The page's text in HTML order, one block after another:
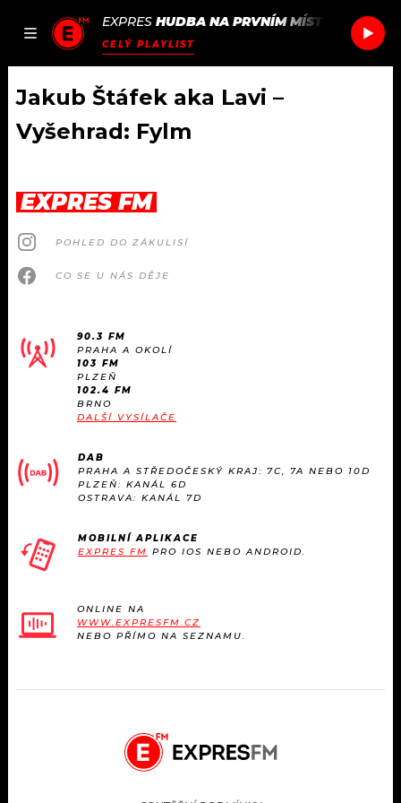
JAK
SEZNAM.CZ
EXPRES HUDBA NA PRVNÍM MÍSTĚ
CELÝ PLAYLIST
ČLÁNKY
AKTUÁLNĚ
HUDBA
#NEBUDUDOMA
KALENDÁŘ
TRENDY
MIX
PODCASTY
JAK NALADIT
RÁDIO
APLIKACE
PROGRAM
PLAYLIST
JAK NALADIT
SOUTĚŽE
Jakub Štáfek aka Lavi –
Vyšehrad: Fylm
EXPRES FM
POHLED DO ZÁKULISÍ
CO SE U NÁS DĚJE
90.3 FM
PRAHA A OKOLÍ
103 FM
PLZEŇ
102.4 FM
BRNO
DALŠÍ VYSÍLAČE
DAB
PRAHA A STŘEDOČESKÝ KRAJ: 7C, 7A NEBO 10D
PLZEŇ: KANÁL 6D
OSTRAVA: KANÁL 7D
MOBILNÍ APLIKACE
EXPRES FM PRO IOS NEBO ANDROID.
ONLINE NA
WWW.EXPRESFM.CZ
NEBO PŘÍMO NA SEZNAMU.